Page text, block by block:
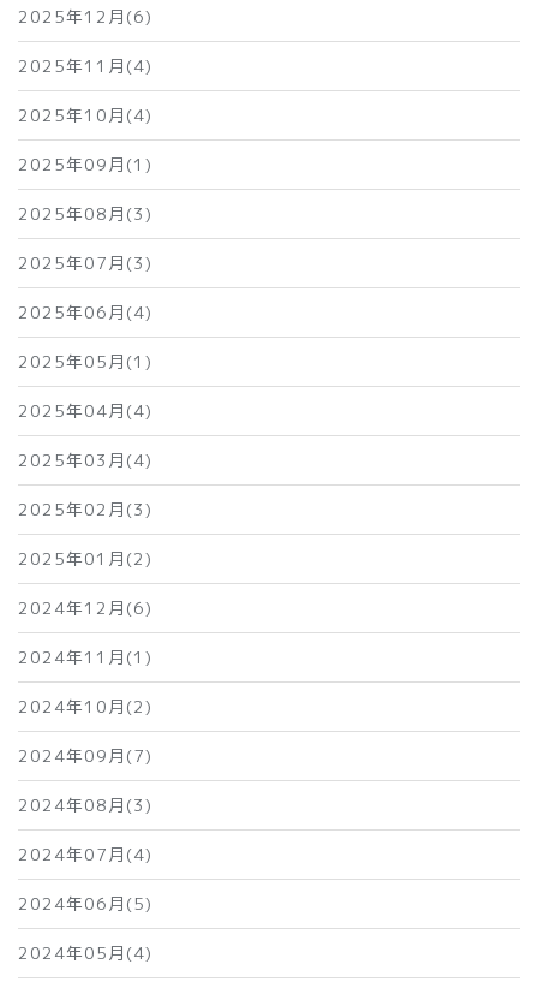
2025年12月(6)
2025年11月(4)
2025年10月(4)
2025年09月(1)
2025年08月(3)
2025年07月(3)
2025年06月(4)
2025年05月(1)
2025年04月(4)
2025年03月(4)
2025年02月(3)
2025年01月(2)
2024年12月(6)
2024年11月(1)
2024年10月(2)
2024年09月(7)
2024年08月(3)
2024年07月(4)
2024年06月(5)
2024年05月(4)